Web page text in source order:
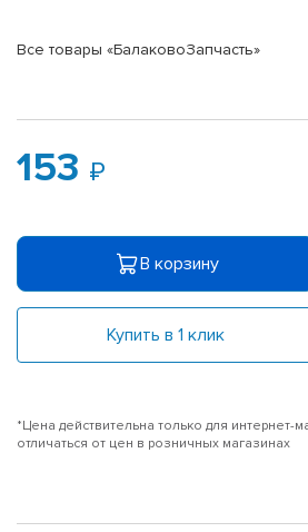
Все товары «БалаковоЗапчасть»
153
В корзину
Купить в 1 клик
*Цена действительна только для интернет-
отличаться от цен в розничных магазинах